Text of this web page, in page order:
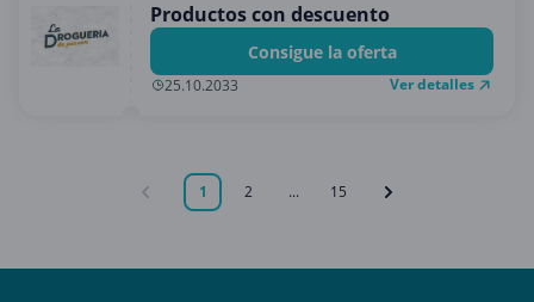
Productos con descuento
Consigue la oferta
25.10.2033 Ver detalles
1 2 ... 15